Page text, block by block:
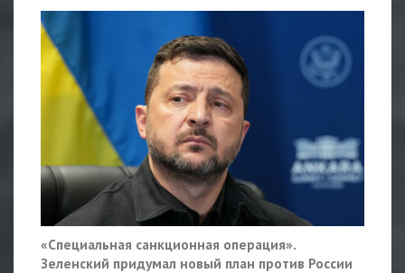
«Специальная санкционная операция».
Зеленский придумал новый план против России